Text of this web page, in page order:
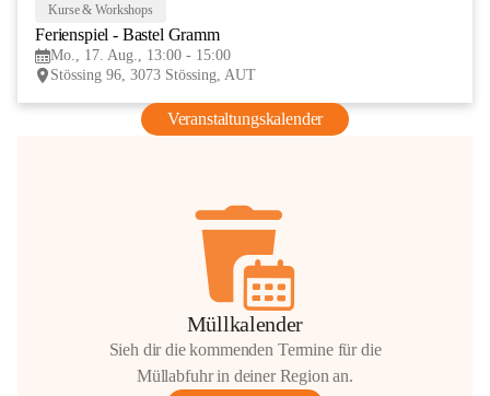
Kurse & Workshops
Ferienspiel - Bastel Gramm
Mo., 17. Aug., 13:00 - 15:00
Stössing 96, 3073 Stössing, AUT
Veranstaltungskalender
Müllkalender
Sieh dir die kommenden Termine für die
Müllabfuhr in deiner Region an.